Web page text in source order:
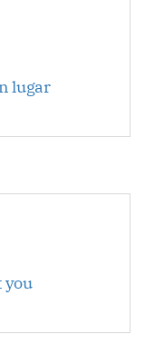
lugar
you